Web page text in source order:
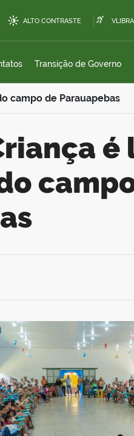
ALTO CONTRASTE
Transição de Governo
campo de Parauapebas